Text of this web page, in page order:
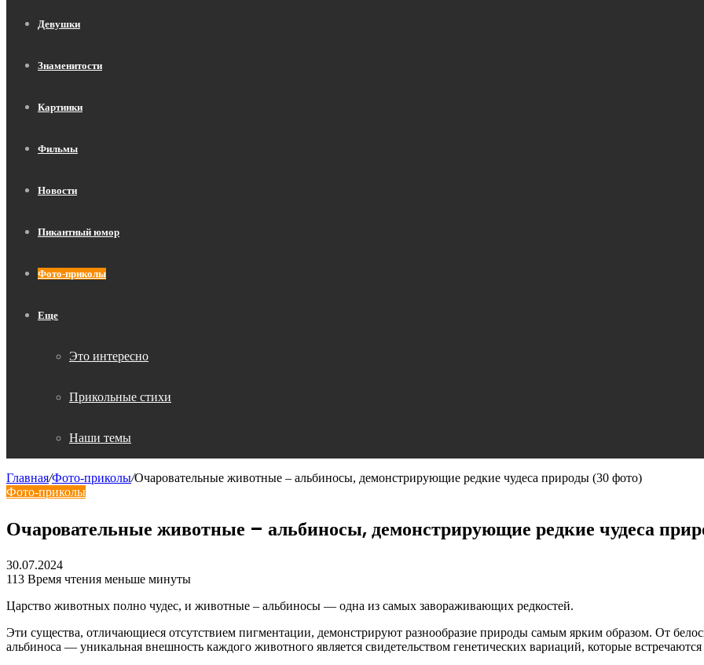
Девушки
Знаменитости
Картинки
Фильмы
Новости
Пикантный юмор
Фото-приколы
Еще
Это интересно
Прикольные стихи
Наши темы
Главная/Фото-приколы/Очаровательные животные – альбиносы, демонстрирующие редкие чудеса природы (30 фото)
Фото-приколы
Очаровательные животные – альбиносы, демонстрирующие редкие чудеса
30.07.2024
113 Время чтения меньше минуты
Царство животных полно чудес, и животные – альбиносы — одна из самых завораживающих редкостей.
Эти существа, отличающиеся отсутствием пигментации, демонстрируют разнообразие природы самым ярким образом. От
альбиноса — уникальная внешность каждого животного является свидетельством генетических вариаций, которые